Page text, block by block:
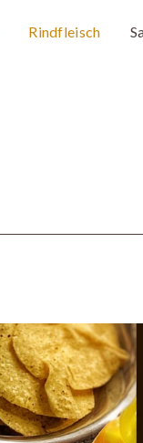
Rindfleisch